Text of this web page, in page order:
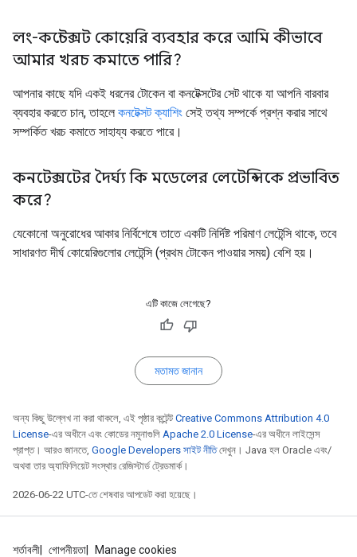
লং-কন্টেক্সট কোয়েরি ব্যবহার করে আমি কীভাবে
আমার খরচ কমাতে পারি?
আপনার কাছে যদি একই ধরনের টোকেন বা কনটেক্সটের সেট থাকে যা আপনি বারবার
ব্যবহার করতে চান, তাহলে কনটেক্সট ক্যাশিং সেই তথ্য সম্পর্কে প্রশ্ন করার সাথে
সম্পর্কিত খরচ কমাতে সাহায্য করতে পারে।
কনটেক্সটের দৈর্ঘ্য কি মডেলের লেটেন্সিকে প্রভাবিত
করে?
যেকোনো অনুরোধের আকার নির্বিশেষে তাতে একটি নির্দিষ্ট পরিমাণ লেটেন্সি থাকে, তবে
সাধারণত দীর্ঘ কোয়েরিগুলোর লেটেন্সি (প্রথম টোকেন পাওয়ার সময়) বেশি হয়।
এটি কাজে লেগেছে?
মতামত জানান
অন্য কিছু উল্লেখ না করা থাকলে, এই পৃষ্ঠার কন্টেন্ট Creative Commons Attribution 4.0
License-এর অধীনে এবং কোডের নমুনাগুলি Apache 2.0 License-এর অধীনে লাইসেন্স
প্রাপ্ত। আরও জানতে, Google Developers সাইট নীতিদেখুন। Java হল Oracle এবং/
অথবা তার অ্যাফিলিয়েট সংস্থার রেজিস্টার্ড ট্রেডমার্ক।
2026-06-22 UTC-তে শেষবার আপডেট করা হয়েছে।
শর্তাবলী গোপনীয়তা Manage cookies